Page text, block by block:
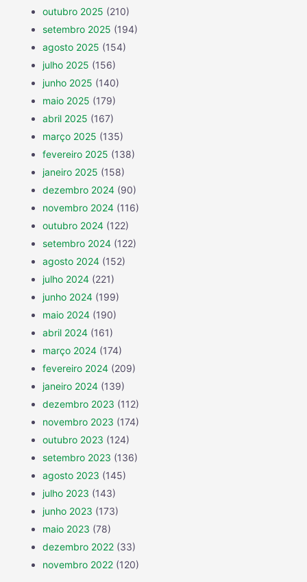
outubro 2025 (210)
setembro 2025 (194)
agosto 2025 (154)
julho 2025 (156)
junho 2025 (140)
maio 2025 (179)
abril 2025 (167)
março 2025 (135)
fevereiro 2025 (138)
janeiro 2025 (158)
dezembro 2024 (90)
novembro 2024 (116)
outubro 2024 (122)
setembro 2024 (122)
agosto 2024 (152)
julho 2024 (221)
junho 2024 (199)
maio 2024 (190)
abril 2024 (161)
março 2024 (174)
fevereiro 2024 (209)
janeiro 2024 (139)
dezembro 2023 (112)
novembro 2023 (174)
outubro 2023 (124)
setembro 2023 (136)
agosto 2023 (145)
julho 2023 (143)
junho 2023 (173)
maio 2023 (78)
dezembro 2022 (33)
novembro 2022 (120)